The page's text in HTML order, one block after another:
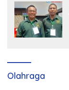
Olahraga